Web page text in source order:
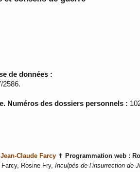
de données :
2586.
Numéros des dossiers personnels :
Jean-Claude Farcy✝ Programmation web :
Rosine Fry, Inculpés de l’insurrection de